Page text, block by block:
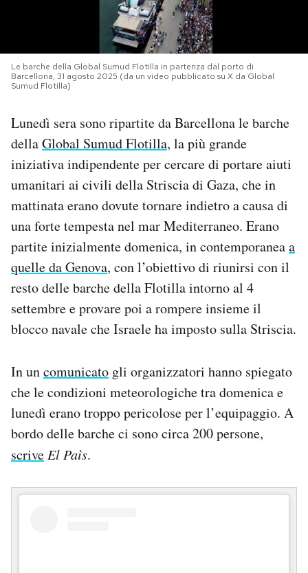
CALENDARIO
AREA PERSONALE
Area Personale
Newsletter
Notifiche mobile
Regala il Post
Hai bisogno di aiuto?
Esci
Le barche della Global Sumud Flotilla in partenza dal porto di
Barcellona, 31 agosto 2025 (da un video pubblicato su X da Global
Sumud Flotilla)
Lunedì sera sono ripartite da Barcellona le barche
dellaGlobal Sumud Flotilla, la più grande
iniziativa indipendente per cercare di portare aiuti
umanitari ai civili della Striscia di Gaza, che in
mattinata erano dovute tornare indietro a causa di
una forte tempesta nel mar Mediterraneo. Erano
partite inizialmente domenica, in contemporaneaa
quelle da Genova, con l’obiettivo di riunirsi con il
resto delle barche della Flotilla intorno al 4
settembre e provare poi a rompere insieme il
blocco navale che Israele ha imposto sulla Striscia.
In uncomunicato gli organizzatori hanno spiegato
che le condizioni meteorologiche tra domenica e
lunedì erano troppo pericolose per l’equipaggio. A
bordo delle barche ci sono circa 200 persone,
scriveEl Paìs.